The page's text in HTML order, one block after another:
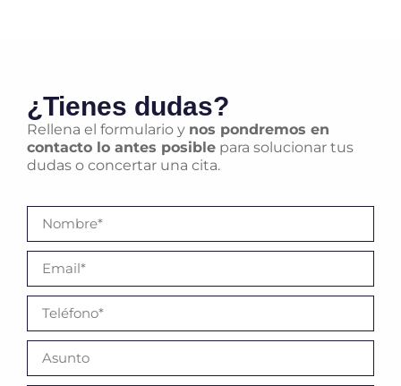
¿Tienes dudas?
Rellena el formulario y nos pondremos en
contacto lo antes posible para solucionar tus
dudas o concertar una cita.